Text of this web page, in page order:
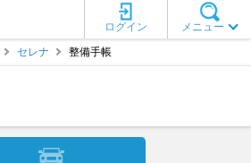
メニュー
ログイン
セレナ 整備手帳